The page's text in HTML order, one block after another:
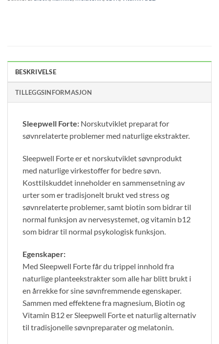
BESKRIVELSE
TILLEGGSINFORMASJON
Sleepwell Forte: Norskutviklet preparat for
søvnrelaterte problemer med naturlige ekstrakter.
Sleepwell Forte er et norskutviklet søvnprodukt
med naturlige virkestoffer for bedre søvn.
Kosttilskuddet inneholder en sammensetning av
urter som er tradisjonelt brukt ved stress og
søvnrelaterte problemer, samt biotin som bidrar til
normal funksjon av nervesystemet, og vitamin b12
som bidrar til normal psykologisk funksjon.
Egenskaper:
Med Sleepwell Forte får du trippel innhold fra
naturlige planteekstrakter som alle har blitt brukt i
en årrekke for sine søvnfremmende egenskaper.
Sammen med effektene fra magnesium, Biotin og
Vitamin B12 er Sleepwell Forte et naturlig alternativ
til tradisjonelle søvnpreparater og melatonin.